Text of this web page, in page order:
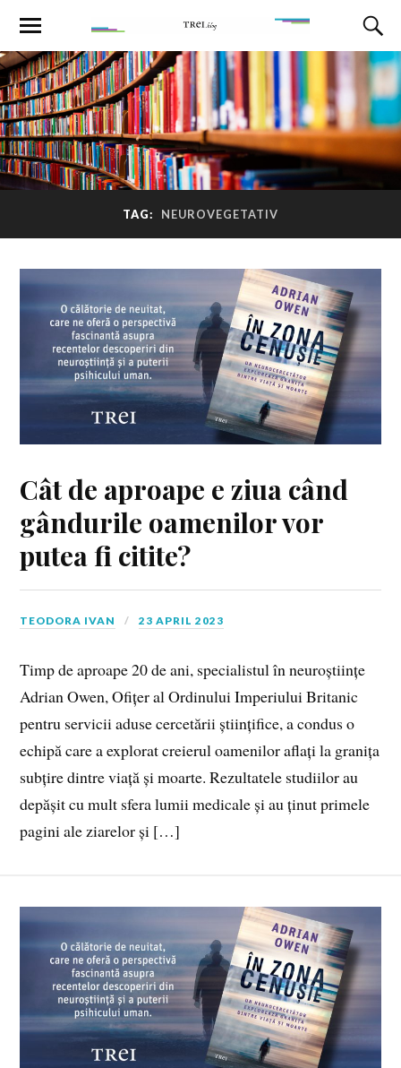
TAG: NEUROVEGETATIV
Cât de aproape e ziua când
gândurile oamenilor vor
putea fi citite?
TEODORA IVAN 23 APRIL 2023
Timp de aproape 20 de ani, specialistul în neuroștiințe
Adrian Owen, Ofițer al Ordinului Imperiului Britanic
pentru servicii aduse cercetării științifice, a condus o
echipă care a explorat creierul oamenilor aflați la granița
subțire dintre viață și moarte. Rezultatele studiilor au
depășit cu mult sfera lumii medicale și au ținut primele
pagini ale ziarelor și […]